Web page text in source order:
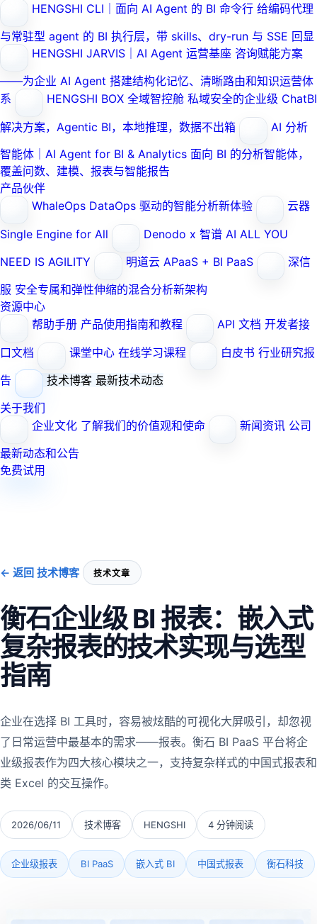
HENGSHI CLI｜面向 AI Agent 的 BI 命令行 给编码代理
与常驻型 agent 的 BI 执行层，带 skills、dry-run 与 SSE 回显
HENGSHI JARVIS｜AI Agent 运营基座 咨询赋能方案
——为企业 AI Agent 搭建结构化记忆、清晰路由和知识运营体
系
HENGSHI BOX 全域智控舱 私域安全的企业级 ChatBI
解决方案，Agentic BI，本地推理，数据不出箱
AI 分析
智能体｜AI Agent for BI & Analytics 面向 BI 的分析智能体，
覆盖问数、建模、报表与智能报告
产品伙伴
WhaleOps DataOps 驱动的智能分析新体验
云器
Single Engine for All
Denodo x 智谱 AI ALL YOU
NEED IS AGILITY
明道云 APaaS + BI PaaS
深信
服 安全专属和弹性伸缩的混合分析新架构
资源中心
帮助手册 产品使用指南和教程 API 文档 开发者接
口文档
课堂中心 在线学习课程 白皮书 行业研究报
告
技术博客 最新技术动态
关于我们
企业文化 了解我们的价值观和使命 新闻资讯 公司
最新动态和公告
免费试用
← 返回 技术博客 技术文章
衡石企业级 BI 报表：嵌入式
复杂报表的技术实现与选型
指南
企业在选择 BI 工具时，容易被炫酷的可视化大屏吸引，却忽视
了日常运营中最基本的需求——报表。衡石 BI PaaS 平台将企
业级报表作为四大核心模块之一，支持复杂样式的中国式报表和
类 Excel 的交互操作。
2026/06/11 技术博客 HENGSHI 4 分钟阅读
企业级报表 BI PaaS 嵌入式 BI 中国式报表 衡石科技